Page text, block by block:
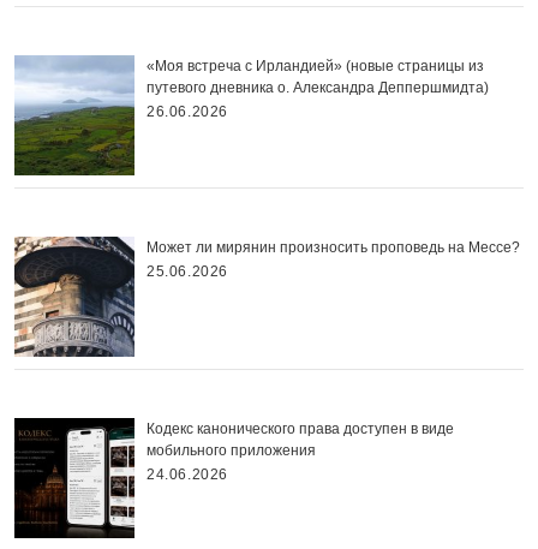
«Моя встреча с Ирландией» (новые страницы из
путевого дневника о. Александра Деппершмидта)
26.06.2026
Может ли мирянин произносить проповедь на Мессе?
25.06.2026
Кодекс канонического права доступен в виде
мобильного приложения
24.06.2026